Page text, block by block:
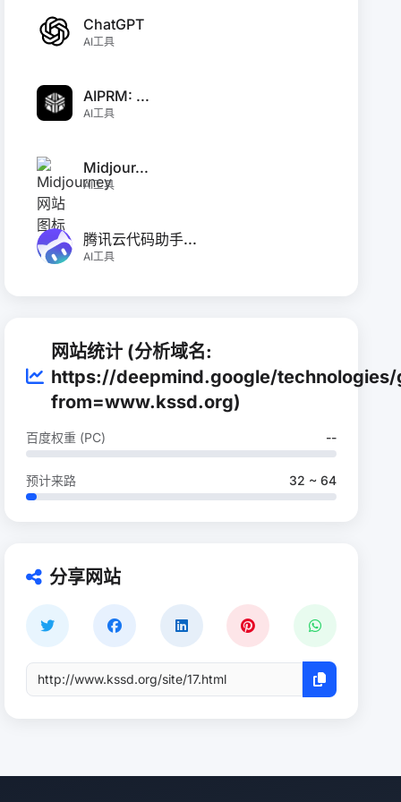
ChatGPT
AI工具
AIPRM: ...
AI工具
Midjour...
AI工具
腾讯云代码助手...
AI工具
网站统计 (分析域名:
https://deepmind.google/technologies/
from=www.kssd.org)
百度权重 (PC) --
预计来路 32 ~ 64
分享网站